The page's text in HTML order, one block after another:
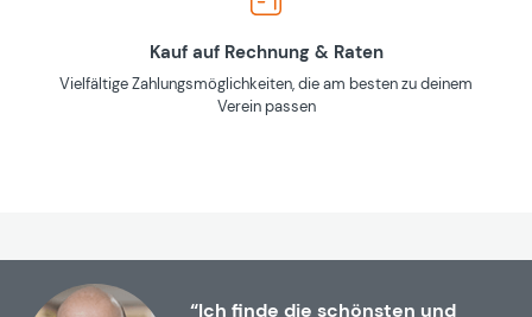
Kauf auf Rechnung & Raten
Vielfältige Zahlungsmöglichkeiten, die am besten zu deinem
Verein passen
“Ich finde die schönsten und